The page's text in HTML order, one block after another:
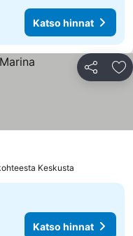
Katso hinnat
Jaa
Keskusta
Katso hinnat